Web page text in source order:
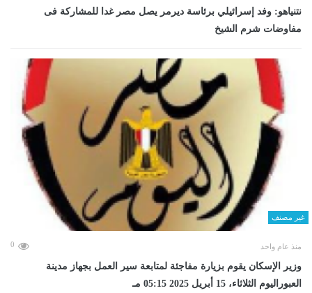
نتنياهو: وفد إسرائيلي برئاسة ديرمر يصل مصر غدا للمشاركة فى
مفاوضات شرم الشيخ
غير مصنف
منذ عام واحد 0
وزير الإسكان يقوم بزيارة مفاجئة لمتابعة سير العمل بجهاز مدينة
العبوراليوم الثلاثاء، 15 أبريل 2025 05:15 مـ